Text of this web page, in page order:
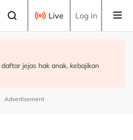
Live Log in
lebih RM1 juta, perkasa
turut, Astro AWANI ungguli
Terbaik
jejas hak anak, kebajikan
Advertisement